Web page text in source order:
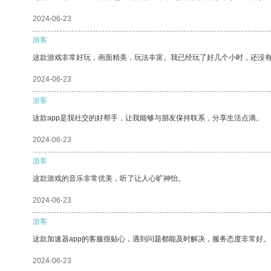
2024-06-23
游客
这款游戏非常好玩，画面精美，玩法丰富。我已经玩了好几个小时，还没
2024-06-23
游客
这款app是我社交的好帮手，让我能够与朋友保持联系，分享生活点滴。
2024-06-23
游客
这款游戏的音乐非常优美，听了让人心旷神怡。
2024-06-23
游客
这款加速器app的客服很贴心，遇到问题都能及时解决，服务态度非常好。
2024-06-23